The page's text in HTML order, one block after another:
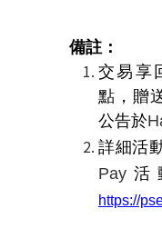
備註：
交易享
點，贈
公告於
詳細活
Pay 活
https://